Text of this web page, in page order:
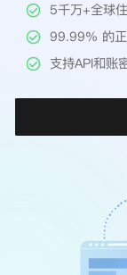
工具
帮助中心
5千万+全球
99.99% 的
支持API和账